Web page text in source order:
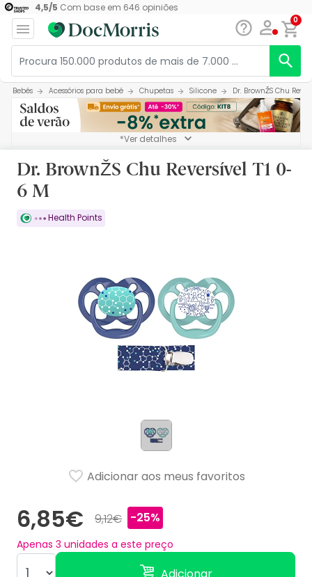
4,5/5 Com base em 646 opiniões
0
Bebés Acessórios para bebé Chupetas Silicone Dr. BrownŽS Chu
*Ver detalhes
Dr. BrownŽS Chu Reversível T1 0-
6 M
Health Points
6,85€ 9,12€ -25%
Apenas 3 unidades a este preço
Adicionar
Adicionar aos meus favoritos